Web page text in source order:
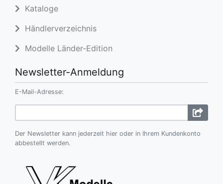
Kataloge
Händlerverzeichnis
Modelle Länder-Edition
Newsletter-Anmeldung
E-Mail-Adresse:
Der Newsletter kann jederzeit hier oder in Ihrem Kundenkonto
abbestellt werden.